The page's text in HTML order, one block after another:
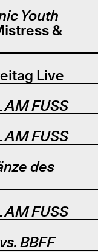
Youth
&
Live
AM FUSS
AM FUSS
des
AM FUSS
BBFF